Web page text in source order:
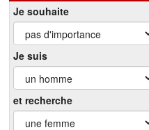
Je souhaite
Je suis
et recherche